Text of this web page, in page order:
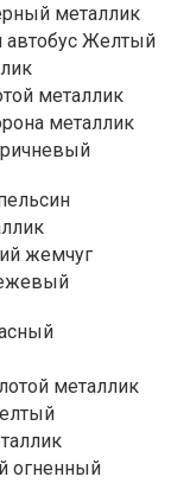
металлик
Желтый
металлик
металлик
жемчуг
металлик
огненный